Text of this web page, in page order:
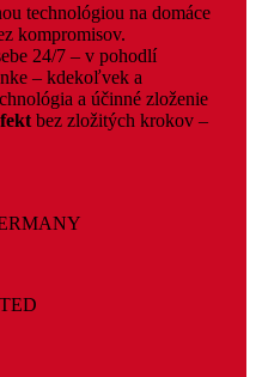
technológiou na domáce
kompromisov.
24/7 – v pohodlí
– kdekoľvek a
a účinné zloženie
bez zložitých krokov –